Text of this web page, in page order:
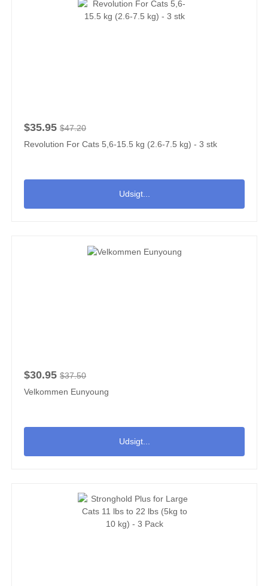
$35.95 $47.20
Revolution For Cats 5,6-15.5 kg (2.6-7.5 kg) - 3 stk
Udsigt...
$30.95 $37.50
Velkommen Eunyoung
Udsigt...